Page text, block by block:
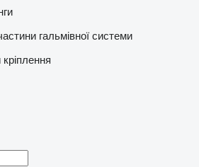
гальмівної системи